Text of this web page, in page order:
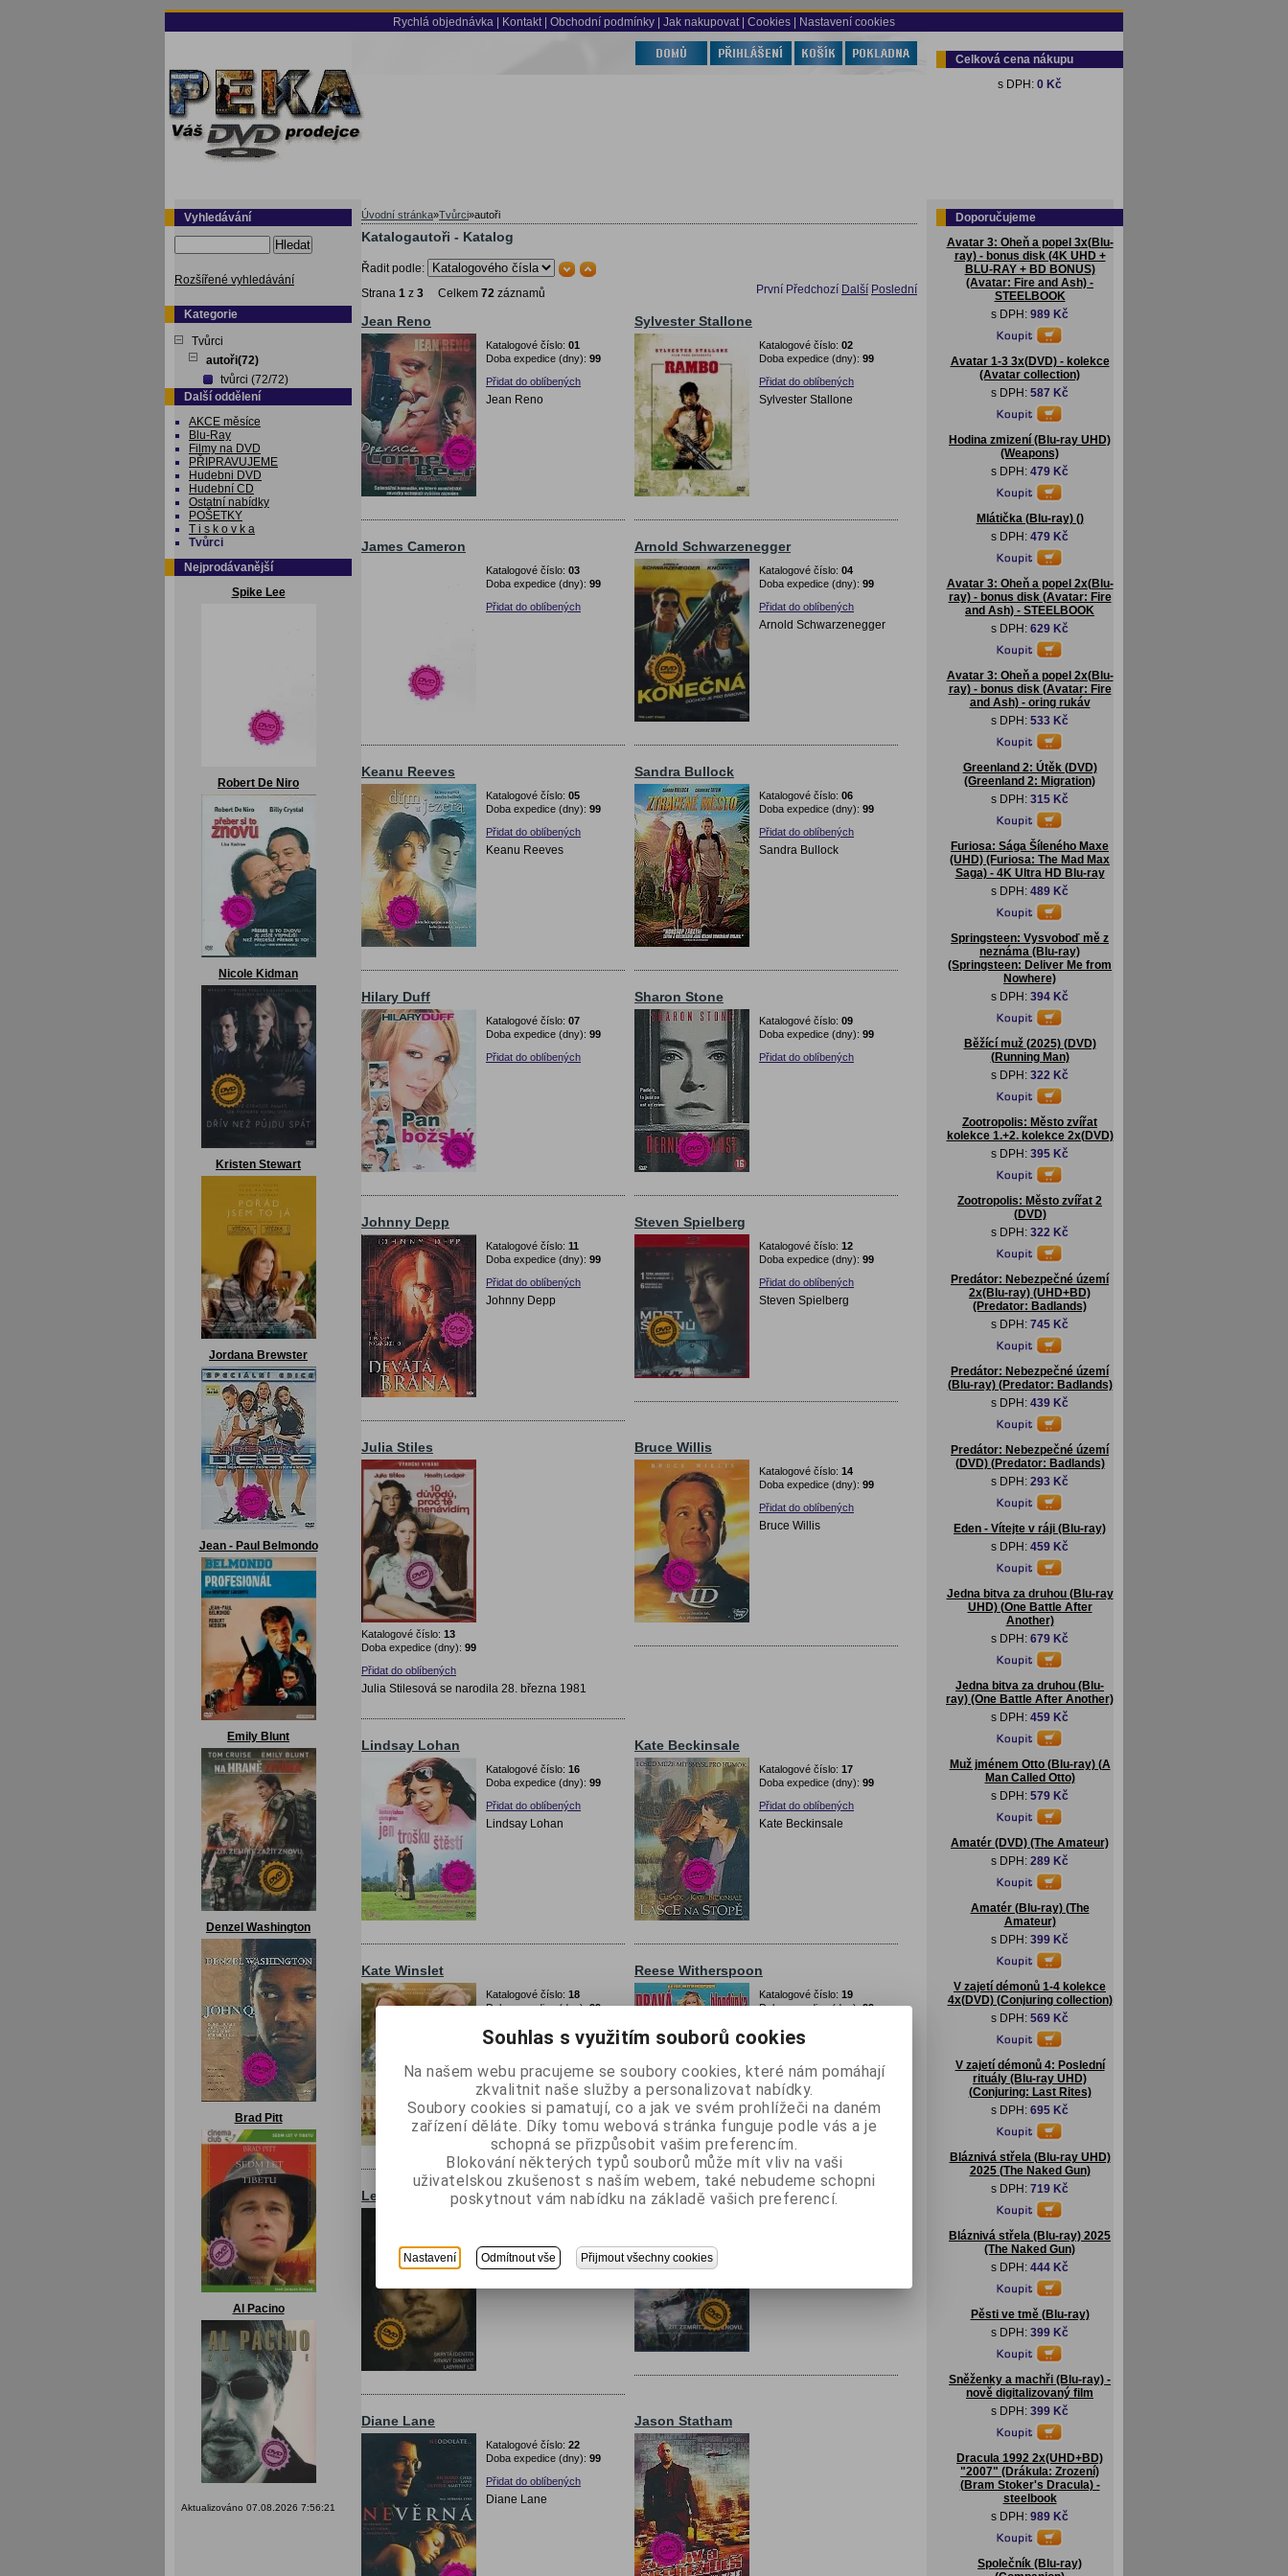
Rychlá objednávka Kontakt Obchodní podmínky Jak nakupovat | Cookies | Nastavení cookies
Celková cena nákupu
s DPH: 0 Kč
Vyhledávání
Hledat
Rozšířené vyhledávání
Kategorie
Tvůrci
autoři(72)
tvůrci (72/72)
Další oddělení
AKCE měsíce
Blu-Ray
Filmy na DVD
PŘIPRAVUJEME
Hudebni DVD
Hudební CD
Ostatní nabídky
POŠETKY
T i s k o v k a
Tvůrci
Nejprodávanější
Spike Lee
Robert De Niro
Nicole Kidman
Kristen Stewart
Jordana Brewster
Jean - Paul Belmondo
Emily Blunt
Denzel Washington
Brad Pitt
Al Pacino
Aktualizováno 07.08.2026 7:56:21
Úvodní stránka»Tvůrci»autoři
Katalogautoři - Katalog
Řadit podle:
Strana 1 z 3 Celkem 72 záznamů První Předchozí Další Poslední
Jean Reno
Katalogové číslo: 01
Doba expedice (dny): 99
Přidat do oblíbených
Jean Reno
Sylvester Stallone
Katalogové číslo: 02
Doba expedice (dny): 99
Přidat do oblíbených
Sylvester Stallone
James Cameron
Katalogové číslo: 03
Doba expedice (dny): 99
Přidat do oblíbených
Arnold Schwarzenegger
Katalogové číslo: 04
Doba expedice (dny): 99
Přidat do oblíbených
Arnold Schwarzenegger
Keanu Reeves
Katalogové číslo: 05
Doba expedice (dny): 99
Přidat do oblíbených
Keanu Reeves
Sandra Bullock
Katalogové číslo: 06
Doba expedice (dny): 99
Přidat do oblíbených
Sandra Bullock
Hilary Duff
Katalogové číslo: 07
Doba expedice (dny): 99
Přidat do oblíbených
Sharon Stone
Katalogové číslo: 09
Doba expedice (dny): 99
Přidat do oblíbených
Johnny Depp
Katalogové číslo: 11
Doba expedice (dny): 99
Přidat do oblíbených
Johnny Depp
Steven Spielberg
Katalogové číslo: 12
Doba expedice (dny): 99
Přidat do oblíbených
Steven Spielberg
Julia Stiles
Katalogové číslo: 13
Doba expedice (dny): 99
Přidat do oblíbených
Julia Stilesová se narodila 28. března 1981
Bruce Willis
Katalogové číslo: 14
Doba expedice (dny): 99
Přidat do oblíbených
Bruce Willis
Lindsay Lohan
Katalogové číslo: 16
Doba expedice (dny): 99
Přidat do oblíbených
Lindsay Lohan
Kate Beckinsale
Katalogové číslo: 17
Doba expedice (dny): 99
Přidat do oblíbených
Kate Beckinsale
Kate Winslet
Katalogové číslo: 18
Doba expedice (dny):99
Přidat do oblíbených
Kate Winsletová
Reese Witherspoon
Katalogové číslo: 19
Doba expedice (dny):99
Přidat do oblíbených
Reese Witherspoon
Leonardo DiCaprio
Přidat do oblíbených
Leonardo DiCaprio
Tom Cruise
Diane Lane
Katalogové číslo: 22
Doba expedice (dny): 99
Přidat do oblíbených
Diane Lane
Jason Statham
Doporučujeme
Avatar 3: Oheň a popel 3x(Blu-
ray) - bonus disk (4K UHD +
BLU-RAY + BD BONUS)
(Avatar: Fire and Ash) -
STEELBOOK
s DPH: 989 Kč
Avatar 1-3 3x(DVD) - kolekce
(Avatar collection)
s DPH: 587 Kč
Hodina zmizení (Blu-ray UHD)
(Weapons)
s DPH: 479 Kč
Mlátička (Blu-ray) ()
s DPH: 479 Kč
Avatar 3: Oheň a popel 2x(Blu-
ray) - bonus disk (Avatar: Fire
and Ash) - STEELBOOK
s DPH: 629 Kč
Avatar 3: Oheň a popel 2x(Blu-
ray) - bonus disk (Avatar: Fire
and Ash) - oring rukáv
s DPH: 533 Kč
Greenland 2: Útěk (DVD)
(Greenland 2: Migration)
s DPH: 315 Kč
Furiosa: Sága Šíleného Maxe
(UHD) (Furiosa: The Mad Max
Saga) - 4K Ultra HD Blu-ray
s DPH: 489 Kč
Springsteen: Vysvoboď mě z
neznáma (Blu-ray)
(Springsteen: Deliver Me from
Nowhere)
s DPH: 394 Kč
Běžící muž (2025) (DVD)
(Running Man)
s DPH: 322 Kč
Zootropolis: Město zvířat
kolekce 1.+2. kolekce 2x(DVD)
s DPH: 395 Kč
Zootropolis: Město zvířat 2
(DVD)
s DPH: 322 Kč
Predátor: Nebezpečné území
2x(Blu-ray) (UHD+BD)
(Predator: Badlands)
s DPH: 745 Kč
Predátor: Nebezpečné území
(Blu-ray) (Predator: Badlands)
s DPH: 439 Kč
Predátor: Nebezpečné území
(DVD) (Predator: Badlands)
s DPH: 293 Kč
Eden - Vítejte v ráji (Blu-ray)
s DPH: 459 Kč
Jedna bitva za druhou (Blu-ray
UHD) (One Battle After
Another)
s DPH: 679 Kč
Jedna bitva za druhou (Blu-
ray) (One Battle After Another)
s DPH: 459 Kč
Muž jménem Otto (Blu-ray) (A
Man Called Otto)
s DPH: 579 Kč
Amatér (DVD) (The Amateur)
s DPH: 289 Kč
Amatér (Blu-ray) (The
Amateur)
s DPH: 399 Kč
V zajetí démonů 1-4 kolekce
4x(DVD) (Conjuring collection)
s DPH: 569 Kč
V zajetí démonů 4: Poslední
rituály (Blu-ray UHD)
(Conjuring: Last Rites)
s DPH: 695 Kč
Bláznivá střela (Blu-ray UHD)
2025 (The Naked Gun)
s DPH: 719 Kč
Bláznivá střela (Blu-ray) 2025
(The Naked Gun)
s DPH: 444 Kč
Pěsti ve tmě (Blu-ray)
s DPH: 399 Kč
Sněženky a machři (Blu-ray) -
nově digitalizovaný film
s DPH: 399 Kč
Dracula 1992 2x(UHD+BD)
"2007" (Drákula: Zrození)
(Bram Stoker's Dracula) -
steelbook
s DPH: 989 Kč
Společník (Blu-ray)
Souhlas s využitím souborů cookies
Na našem webu pracujeme se soubory cookies, které nám pomáhají
zkvalitnit naše služby a personalizovat nabídky.
Soubory cookies si pamatují, co a jak ve svém prohlížeči na daném
zařízení děláte. Díky tomu webová stránka funguje podle vás a je
schopná se přizpůsobit vašim preferencím.
Blokování některých typů souborů může mít vliv na vaši
uživatelskou zkušenost s naším webem, také nebudeme schopni
poskytnout vám nabídku na základě vašich preferencí.
Nastavení Odmítnout vše Přijmout všechny cookies